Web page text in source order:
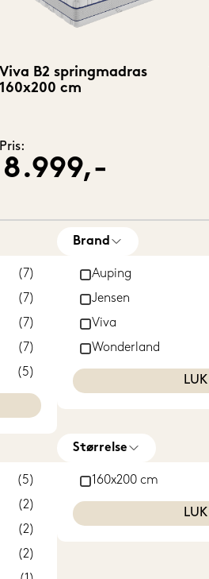
Viva B2 springmadras
160x200 cm
Pris:
8.999,-
(7)
(7)
(7)
(7)
(5)
(12)
(2)
Brand
Auping
Jensen
Viva
Wonderland
LUK
(5)
(2)
(2)
(2)
Størrelse
160x200 cm
LUK